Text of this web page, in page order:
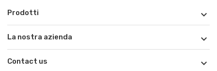
Prodotti 
La nostra azienda 
Contact us 